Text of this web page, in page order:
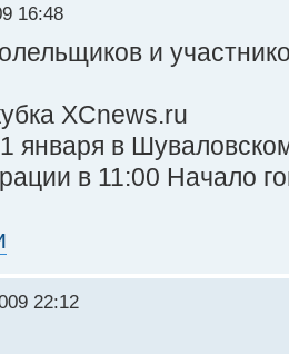
16:48
и
XCnews.ru
января в
в 11:00 Начало
22:12